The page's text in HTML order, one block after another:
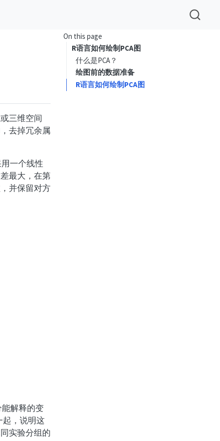
On this page
R语言如何绘制PCA图
什么是PCA？
绘图前的数据准备
R语言如何绘制PCA图
三维空间
去掉冗余属
一个线性
最大，在第
并保留对方
解释的变
起，说明这
实验分组的